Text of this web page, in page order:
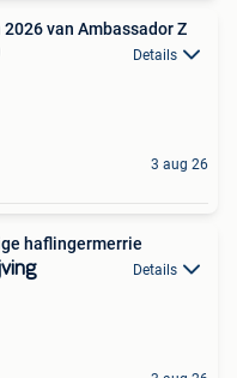
van Ambassador Z
Details
3 aug 26
haflingermerrie
Details